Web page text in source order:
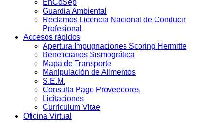
EnCoSep
Guardia Ambiental
Reclamos Licencia Nacional de Conducir
Profesional
Accesos rápidos
Apertura Impugnaciones Scoring Hermitte
Beneficiarios Sismográfica
Mapa de Transporte
Manipulación de Alimentos
S.E.M.
Consulta Pago Proveedores
Licitaciones
Curriculum Vitae
Oficina Virtual